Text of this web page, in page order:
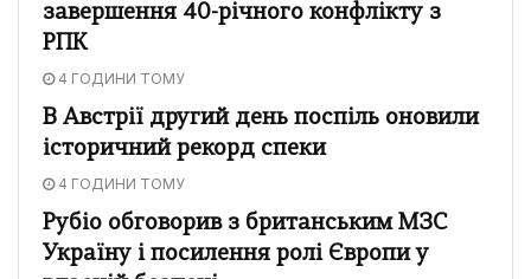
завершення 40-річного конфлікту з
РПК
4 ГОДИНИ ТОМУ
В Австрії другий день поспіль оновили
історичний рекорд спеки
4 ГОДИНИ ТОМУ
Рубіо обговорив з британським МЗС
Україну і посилення ролі Європи у